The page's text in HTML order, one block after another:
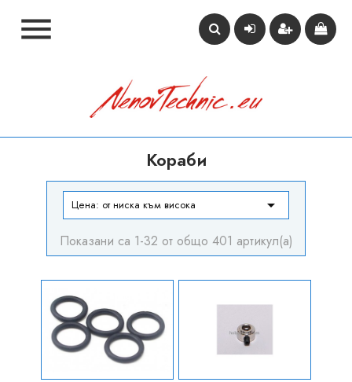

Кораби
Цена: от ниска към висока 
Показани са 1-32 от общо 401 артикул(а)